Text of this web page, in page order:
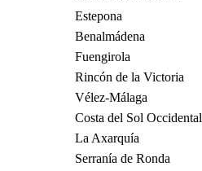
Estepona
Benalmádena
Fuengirola
Rincón de la Victoria
Vélez-Málaga
Costa del Sol Occidental
La Axarquía
Serranía de Ronda